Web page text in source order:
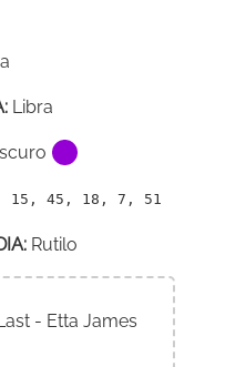
Libra
15, 45, 18, 7, 51
Rutilo
- Etta James